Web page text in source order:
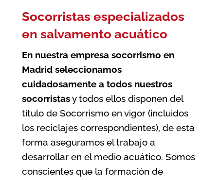
Socorristas especializados
en salvamento acuático
En nuestra empresa socorrismo en
Madridseleccionamos
cuidadosamente a todos nuestros
socorristasy todos ellos disponen del
título de Socorrismo en vigor (incluidos
los reciclajes correspondientes), de esta
forma aseguramos el trabajo a
desarrollar en el medio acuático. Somos
conscientes que la formación de